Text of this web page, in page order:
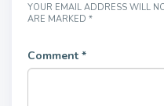
YOUR EMAIL ADDRESS WILL
ARE MARKED *
Comment *